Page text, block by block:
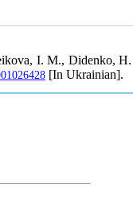
I. M., Didenko,
[In Ukrainian].